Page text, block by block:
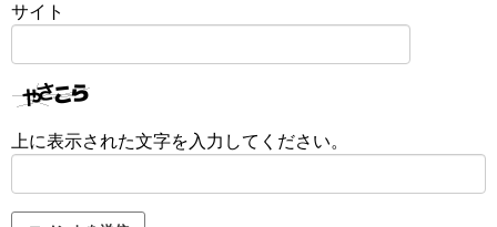
サイト
上に表示された文字を入力してください。